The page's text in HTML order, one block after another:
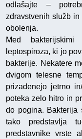
odlašajte –
zdravstvenih služb
obolenja.
Med
leptospiroza, ki jo
bakterije. Nekatere
dvigom telesne
prizadenejo jetrno
poteka zelo hitro in
do pogina. Bakterija
tako predstavlja
predstavnike vrste